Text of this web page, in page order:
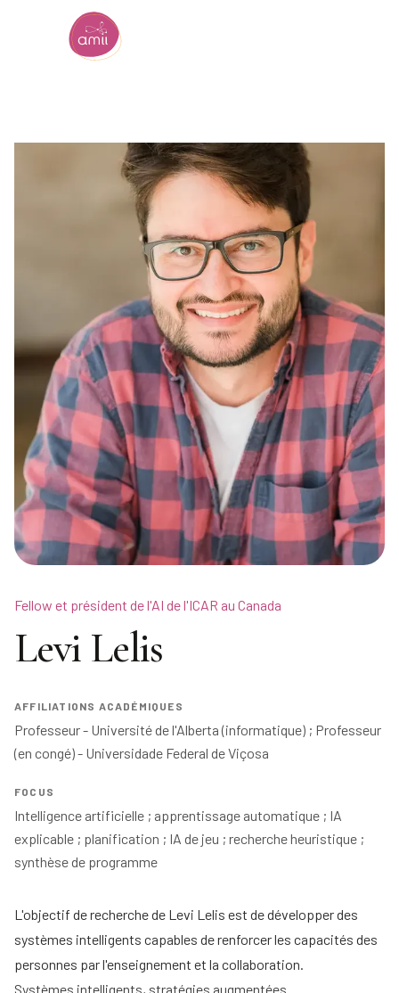
Institut de l'intelligence artificielle de l'Alberta
Fellow et président de l'AI de l'ICAR au Canada
Levi Lelis
AFFILIATIONS ACADÉMIQUES
Professeur - Université de l'Alberta (informatique) ; Professeur
FOCUS
Intelligence artificielle ; apprentissage automatique ; IA
explicable ; planification ; IA de jeu ; recherche heuristique ;
L'objectif de recherche de Levi Lelis est de développer des
systèmes intelligents capables de renforcer les capacités des
personnes par l'enseignement et la collaboration.
Systèmes intelligents, stratégies augmentées